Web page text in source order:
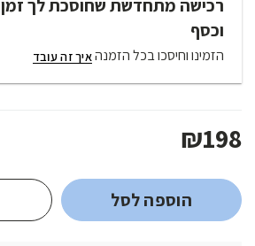
רכישה מתחדשת שחוסכת לך זמן
וכסף
הזמינו וחיסכו בכל הזמנהאיך זה עובד
₪198
הוספה לסל